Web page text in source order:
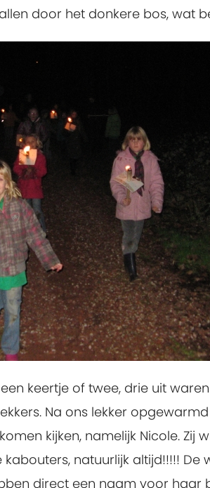
door het donkere bos, wat
keertje of twee, drie uit
Na ons lekker
kijken, namelijk Nicole. Zij
natuurlijk altijd!!!!! De
direct een naam voor haar